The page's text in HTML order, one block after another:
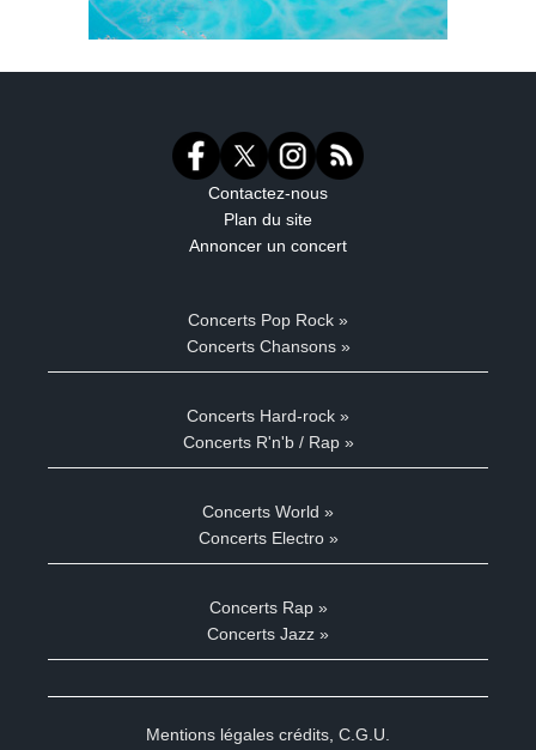
Contactez-nous
Plan du site
Annoncer un concert
Concerts Pop Rock »
Concerts Chansons »
Concerts Hard-rock »
Concerts R'n'b / Rap »
Concerts World »
Concerts Electro »
Concerts Rap »
Concerts Jazz »
Mentions légales crédits C.G.U.